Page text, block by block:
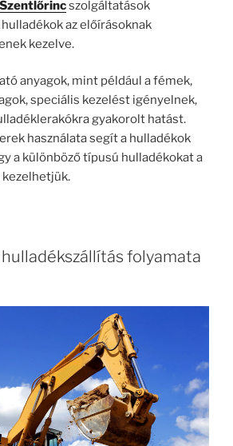
szolgáltatások
az előírásoknak
kezelve.
anyagok, mint például a fémek,
speciális kezelést igényelnek,
gyakorolt hatást.
használata segít a hulladékok
a különböző típusú hulladékokat a
folyamata